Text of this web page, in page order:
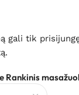
Rankinis
gali tik